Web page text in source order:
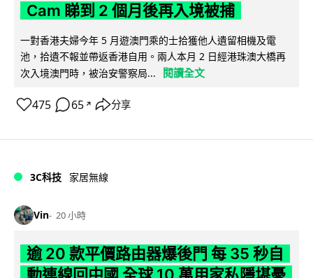
Cam 睇到 2 個月後再入境被捕
一對香港夫婦今年 5 月遊澳門乘的士拾獲他人遺留相機及電
池，拾遺不報並帶返香港自用。兩人本月 2 日經港珠澳大橋再
次入境澳門時，被治安警察局...
閱讀全文
475 65 ↗ 分享
3C科技 家居無線
Vin 20 小時
逾 20 款平價路由器爆後門 每 35 秒自
動連線回中國 全球 10 萬用家私隱堪憂